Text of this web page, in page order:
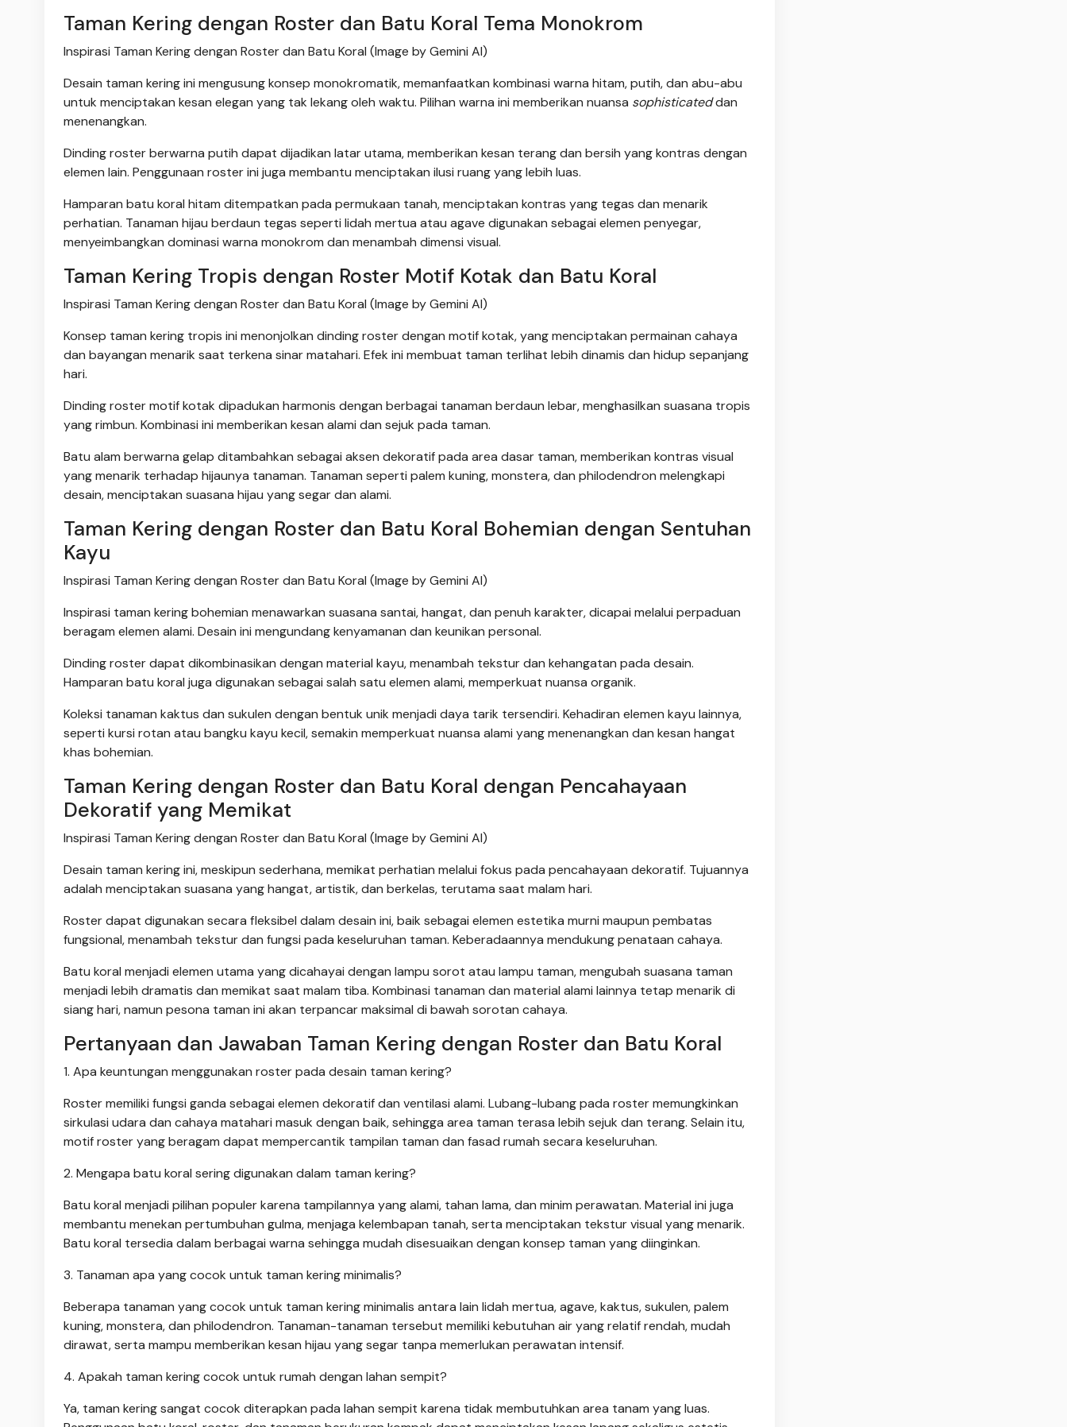
Taman Kering dengan Roster dan Batu Koral Tema Monokrom
Inspirasi Taman Kering dengan Roster dan Batu Koral (Image by Gemini AI)
Desain taman kering ini mengusung konsep monokromatik, memanfaatkan kombinasi warna hitam, putih, dan abu-abu
untuk menciptakan kesan elegan yang tak lekang oleh waktu. Pilihan warna ini memberikan nuansa sophisticateddan
menenangkan.
Dinding roster berwarna putih dapat dijadikan latar utama, memberikan kesan terang dan bersih yang kontras dengan
elemen lain. Penggunaan roster ini juga membantu menciptakan ilusi ruang yang lebih luas.
Hamparan batu koral hitam ditempatkan pada permukaan tanah, menciptakan kontras yang tegas dan menarik
perhatian. Tanaman hijau berdaun tegas seperti lidah mertua atau agave digunakan sebagai elemen penyegar,
menyeimbangkan dominasi warna monokrom dan menambah dimensi visual.
Taman Kering Tropis dengan Roster Motif Kotak dan Batu Koral
Inspirasi Taman Kering dengan Roster dan Batu Koral (Image by Gemini AI)
Konsep taman kering tropis ini menonjolkan dinding roster dengan motif kotak, yang menciptakan permainan cahaya
dan bayangan menarik saat terkena sinar matahari. Efek ini membuat taman terlihat lebih dinamis dan hidup sepanjang
hari.
Dinding roster motif kotak dipadukan harmonis dengan berbagai tanaman berdaun lebar, menghasilkan suasana tropis
yang rimbun. Kombinasi ini memberikan kesan alami dan sejuk pada taman.
Batu alam berwarna gelap ditambahkan sebagai aksen dekoratif pada area dasar taman, memberikan kontras visual
yang menarik terhadap hijaunya tanaman. Tanaman seperti palem kuning, monstera, dan philodendron melengkapi
desain, menciptakan suasana hijau yang segar dan alami.
Taman Kering dengan Roster dan Batu Koral Bohemian dengan Sentuhan
Kayu
Inspirasi Taman Kering dengan Roster dan Batu Koral (Image by Gemini AI)
Inspirasi taman kering bohemian menawarkan suasana santai, hangat, dan penuh karakter, dicapai melalui perpaduan
beragam elemen alami. Desain ini mengundang kenyamanan dan keunikan personal.
Dinding roster dapat dikombinasikan dengan material kayu, menambah tekstur dan kehangatan pada desain.
Hamparan batu koral juga digunakan sebagai salah satu elemen alami, memperkuat nuansa organik.
Koleksi tanaman kaktus dan sukulen dengan bentuk unik menjadi daya tarik tersendiri. Kehadiran elemen kayu lainnya,
seperti kursi rotan atau bangku kayu kecil, semakin memperkuat nuansa alami yang menenangkan dan kesan hangat
khas bohemian.
Taman Kering dengan Roster dan Batu Koral dengan Pencahayaan
Dekoratif yang Memikat
Inspirasi Taman Kering dengan Roster dan Batu Koral (Image by Gemini AI)
Desain taman kering ini, meskipun sederhana, memikat perhatian melalui fokus pada pencahayaan dekoratif. Tujuannya
adalah menciptakan suasana yang hangat, artistik, dan berkelas, terutama saat malam hari.
Roster dapat digunakan secara fleksibel dalam desain ini, baik sebagai elemen estetika murni maupun pembatas
fungsional, menambah tekstur dan fungsi pada keseluruhan taman. Keberadaannya mendukung penataan cahaya.
Batu koral menjadi elemen utama yang dicahayai dengan lampu sorot atau lampu taman, mengubah suasana taman
menjadi lebih dramatis dan memikat saat malam tiba. Kombinasi tanaman dan material alami lainnya tetap menarik di
siang hari, namun pesona taman ini akan terpancar maksimal di bawah sorotan cahaya.
Pertanyaan dan Jawaban Taman Kering dengan Roster dan Batu Koral
1. Apa keuntungan menggunakan roster pada desain taman kering?
Roster memiliki fungsi ganda sebagai elemen dekoratif dan ventilasi alami. Lubang-lubang pada roster memungkinkan
sirkulasi udara dan cahaya matahari masuk dengan baik, sehingga area taman terasa lebih sejuk dan terang. Selain itu,
motif roster yang beragam dapat mempercantik tampilan taman dan fasad rumah secara keseluruhan.
2. Mengapa batu koral sering digunakan dalam taman kering?
Batu koral menjadi pilihan populer karena tampilannya yang alami, tahan lama, dan minim perawatan. Material ini juga
membantu menekan pertumbuhan gulma, menjaga kelembapan tanah, serta menciptakan tekstur visual yang menarik.
Batu koral tersedia dalam berbagai warna sehingga mudah disesuaikan dengan konsep taman yang diinginkan.
3. Tanaman apa yang cocok untuk taman kering minimalis?
Beberapa tanaman yang cocok untuk taman kering minimalis antara lain lidah mertua, agave, kaktus, sukulen, palem
kuning, monstera, dan philodendron. Tanaman-tanaman tersebut memiliki kebutuhan air yang relatif rendah, mudah
dirawat, serta mampu memberikan kesan hijau yang segar tanpa memerlukan perawatan intensif.
4. Apakah taman kering cocok untuk rumah dengan lahan sempit?
Ya, taman kering sangat cocok diterapkan pada lahan sempit karena tidak membutuhkan area tanam yang luas.